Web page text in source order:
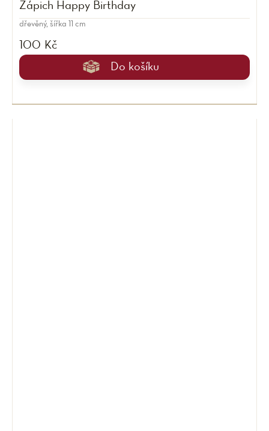
Zápich Happy Birthday
100 Kč
Do košíku
dřevěný, šířka 11 cm